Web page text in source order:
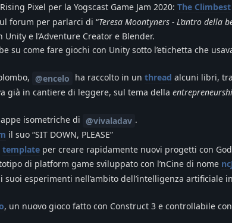
Pixel per la Yogscast Game Jam 2020: The Climbest
forum per parlarci di “Teresa Moontyners - L’antro della
e l’Adventure Creator e Blender.
su come fare giochi con Unity sotto l’etichetta che
@encelo ha raccolto in un thread alcuni libri,
già in cantiere di leggere, sul tema della
isometriche di @vivaladav .
il suo “SIT DOWN, PLEASE”
template per creare rapidamente nuovi progetti con
di platform game sviluppato con l’nCine di nome
i suoi esperimenti nell’ambito dell’intelligenza artificiale
, un nuovo gioco fatto con Construct 3 e controllabile